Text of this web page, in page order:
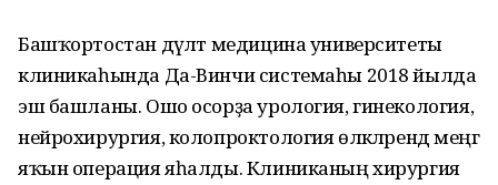
Башҡортостан дәүләт медицина университеты
клиникаһында Да-Винчи системаһы 2018 йылда
эш башланы. Ошо осорҙа урология, гинекология,
нейрохирургия, колопроктология өлкәләрендә меңгә
яҡын операция яһалды. Клиниканың хирургия